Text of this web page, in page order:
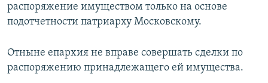
распоряжение имуществом только на основе
подотчетности патриарху Московскому.
Отныне епархия не вправе совершать сделки по
распоряжению принадлежащего ей имущества.